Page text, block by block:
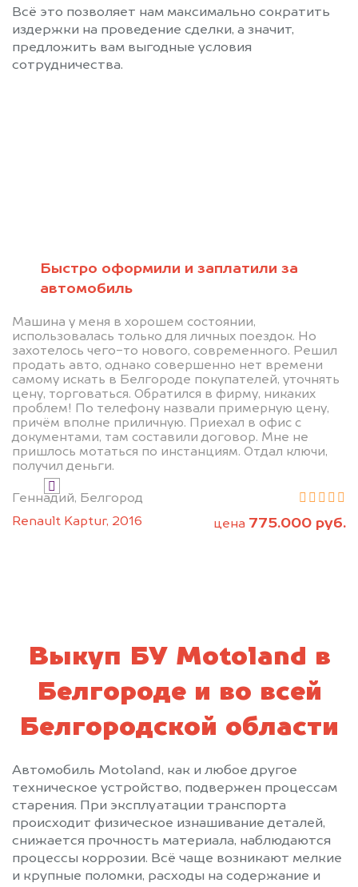
Быстро оформили и заплатили за
автомобиль
Машина у меня в хорошем состоянии,
использовалась только для личных поездок. Но
захотелось чего-то нового, современного. Решил
продать авто, однако совершенно нет времени
самому искать в Белгороде покупателей, уточнять
цену, торговаться. Обратился в фирму, никаких
проблем! По телефону назвали примерную цену,
причём вполне приличную. Приехал в офис с
документами, там составили договор. Мне не
пришлось мотаться по инстанциям. Отдал ключи,
получил деньги.
Геннадий, Белгород
Renault Kaptur, 2016
цена 775.000 руб.
Всё это позволяет нам максимально сократить
издержки на проведение сделки, а значит,
предложить вам выгодные условия
сотрудничества.
рассчитаем стоимость вашего б/у
Мотолэнд.
Узнать цену
персональных данных и соглашаюсь с
политикой конфиденциальности
Выкуп БУ Motoland в
Белгороде и во всей
Белгородской области
Автомобиль Motoland, как и любое другое
техническое устройство, подвержен процессам
старения. При эксплуатации транспорта
происходит физическое изнашивание деталей,
снижается прочность материала, наблюдаются
процессы коррозии. Всё чаще возникают мелкие
и крупные поломки, расходы на содержание и